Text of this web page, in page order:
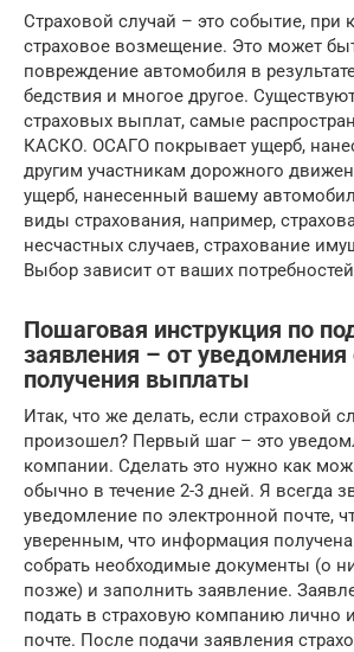
Страховой случай – это событие, при
страховое возмещение. Это может
повреждение автомобиля в
бедствия и многое другое.
страховых выплат, самые
КАСКО. ОСАГО покрывает ущерб,
другим участникам дорожного
ущерб, нанесенный вашему
виды страхования, например,
несчастных случаев, страхование
Выбор зависит от ваших
Пошаговая инструкция по
заявления – от уведомления
получения выплаты
Итак, что же делать, если страховой
произошел? Первый шаг – это
компании. Сделать это нужно как
обычно в течение 2-3 дней. Я всегда
уведомление по электронной почте,
уверенным, что информация
собрать необходимые документы (о
позже) и заполнить заявление.
подать в страховую компанию лично
почте. После подачи заявления